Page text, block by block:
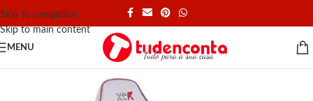
Skip to navigation
Skip to main content
MENU